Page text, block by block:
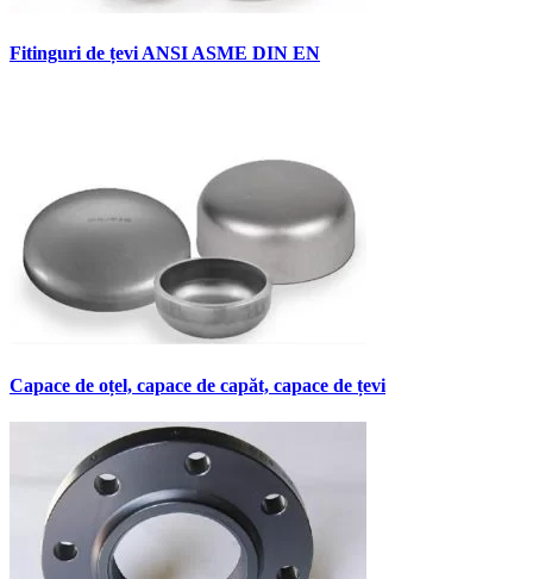
Fitinguri de țevi ANSI ASME DIN EN
Capace de oțel, capace de capăt, capace de țevi